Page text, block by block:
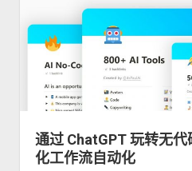
软件工
成长思
极客智
关于本
通过 ChatGPT 玩转无
化工作流自动化